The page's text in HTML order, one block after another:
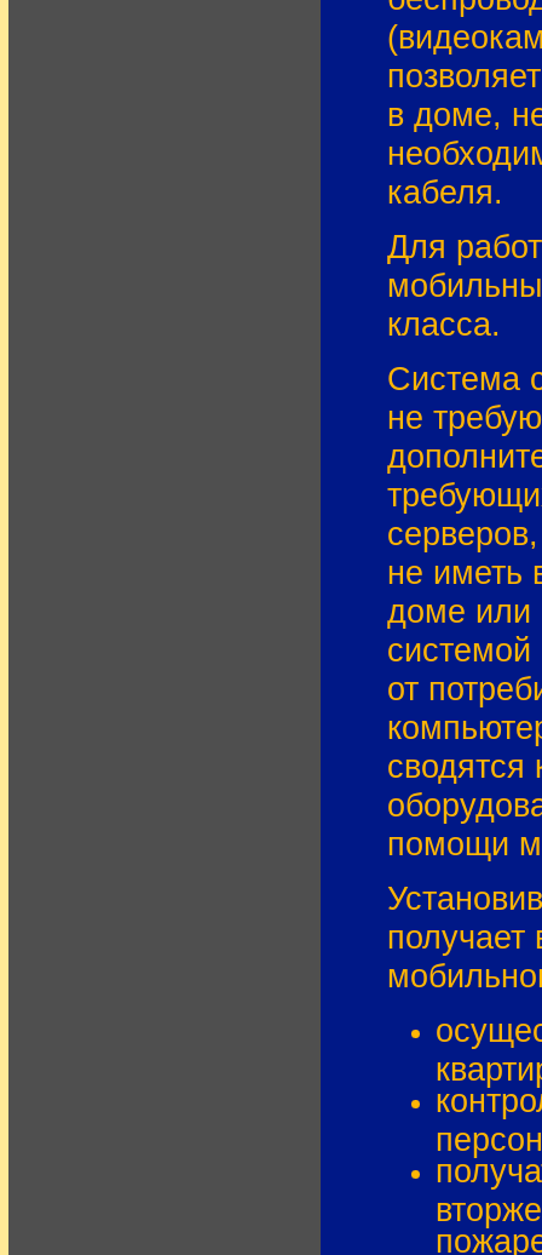
в доме,
кабеля.
Для
класса.
Система
не
не иметь
доме или
системой
от
помощи